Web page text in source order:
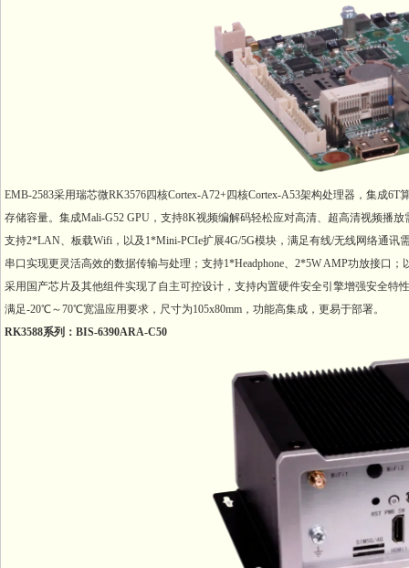
EMB-2583采用瑞芯微RK3576四核Cortex-A72+四核Cortex-A53架构处理器，集成
存储容量。集成Mali-G52 GPU，支持8K视频编解码轻松应对高清、超高清视频播
支持2*LAN、板载Wifi，以及1*Mini-PCIe扩展4G/5G模块，满足有线/无线网络通讯
串口实现更灵活高效的数据传输与处理；支持1*Headphone、2*5W AMP功放接口
采用国产芯片及其他组件实现了自主可控设计，支持内置硬件安全引擎增强安全
满足-20℃～70℃宽温应用要求，尺寸为105x80mm，功能高集成，更易于部署。
RK3588系列：BIS-6390ARA-C50